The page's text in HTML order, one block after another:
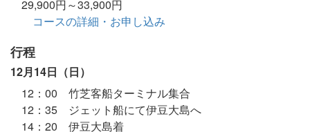
29,900円～33,900円
コースの詳細・お申し込み
行程
12月14日（日）
12：00 竹芝客船ターミナル集合
12：35 ジェット船にて伊豆大島へ
14：20 伊豆大島着